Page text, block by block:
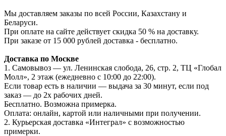
Мы доставляем заказы по всей России, Казахстану и
Беларуси.
При оплате на сайте действует скидка 50 % на доставку.
При заказе от 15 000 рублей доставка - бесплатно.
Доставка по Москве
1. Самовывоз — ул. Ленинская слобода, 26, стр. 2, ТЦ «Глобал
Молл», 2 этаж (ежедневно с 10:00 до 22:00).
Если товар есть в наличии — выдача за 30 минут, если под
заказ — до 2х рабочих дней.
Бесплатно. Возможна примерка.
Оплата: онлайн, картой или наличными при получении.
2. Курьерская доставка «Интеграл» с возможностью
примерки.